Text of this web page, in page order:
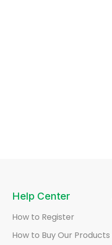
Help Center
How to Register
How to Buy Our Products